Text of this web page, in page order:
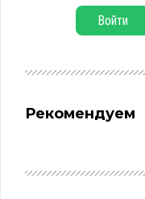
Войти
Рекомендуем